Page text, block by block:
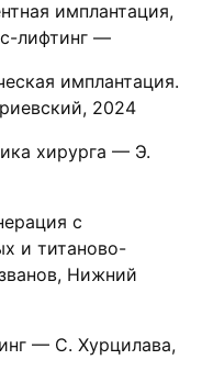
имплантация,
лифтинг —
имплантация.
2024
хирурга — Э.
с
и титаново-
Нижний
— С. Хурцилава,